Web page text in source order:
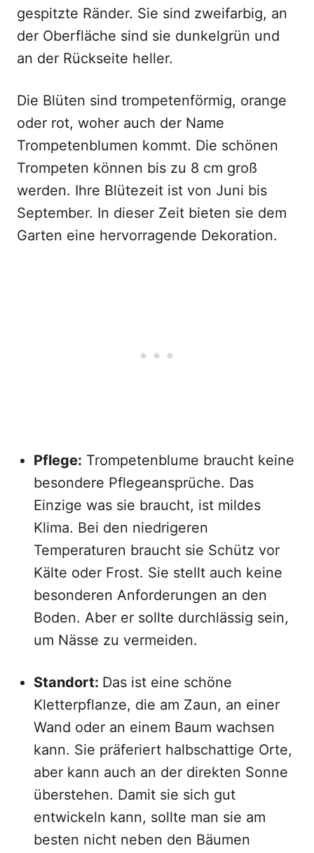
gespitzte Ränder. Sie sind zweifarbig, an
der Oberfläche sind sie dunkelgrün und
an der Rückseite heller.
Die Blüten sind trompetenförmig, orange
oder rot, woher auch der Name
Trompetenblumen kommt. Die schönen
Trompeten können bis zu 8 cm groß
werden. Ihre Blütezeit ist von Juni bis
September. In dieser Zeit bieten sie dem
Garten eine hervorragende Dekoration.
Pflege: Trompetenblume braucht keine
besondere Pflegeansprüche. Das
Einzige was sie braucht, ist mildes
Klima. Bei den niedrigeren
Temperaturen braucht sie Schütz vor
Kälte oder Frost. Sie stellt auch keine
besonderen Anforderungen an den
Boden. Aber er sollte durchlässig sein,
um Nässe zu vermeiden.
Standort: Das ist eine schöne
Kletterpflanze, die am Zaun, an einer
Wand oder an einem Baum wachsen
kann. Sie präferiert halbschattige Orte,
aber kann auch an der direkten Sonne
überstehen. Damit sie sich gut
entwickeln kann, sollte man sie am
besten nicht neben den Bäumen